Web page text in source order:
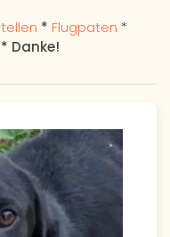
* Flugpaten *
* Danke!